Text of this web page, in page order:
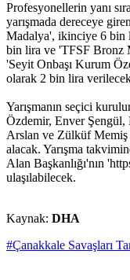
Profesyonellerin yanı
yarışmada dereceye
Madalya', ikinciye 6 bin
bin lira ve 'TFSF Bronz
'Seyit Onbaşı Kurum
olarak 2 bin lira
Yarışmanın seçici
Özdemir, Enver
Arslan ve Zülküf Memiş
alacak. Yarışma
Alan Başkanlığı'nın
ulaşılabilecek.
Kaynak: DHA
#Çanakkale Savaşları